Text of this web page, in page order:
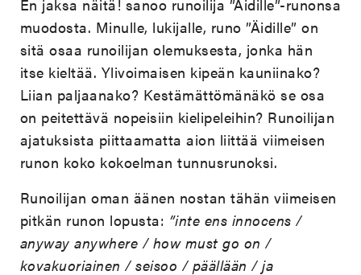
En jaksa näitä! sanoo runoilija ”Äidille”-runonsa
muodosta. Minulle, lukijalle, runo ”Äidille” on
sitä osaa runoilijan olemuksesta, jonka hän
itse kieltää. Ylivoimaisen kipeän kauniinako?
Liian paljaanako? Kestämättömänäkö se osa
on peitettävä nopeisiin kielipeleihin? Runoilijan
ajatuksista piittaamatta aion liittää viimeisen
runon koko kokoelman tunnusrunoksi.
Runoilijan oman äänen nostan tähän viimeisen
pitkän runon lopusta: ”inte ens innocens /
anyway anywhere / how must go on /
kovakuoriainen / seisoo / päällään / ja